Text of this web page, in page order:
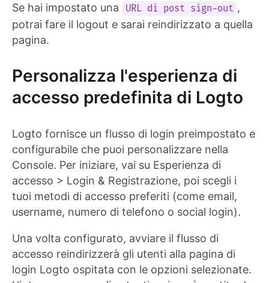
Se hai impostato una URL di post sign-out ,
potrai fare il logout e sarai reindirizzato a quella
pagina.
Personalizza l'esperienza di
accesso predefinita di Logto
Logto fornisce un flusso di login preimpostato e
configurabile che puoi personalizzare nella
Console. Per iniziare, vai su Esperienza di
accesso > Login & Registrazione, poi scegli i
tuoi metodi di accesso preferiti (come email,
username, numero di telefono o social login).
Una volta configurato, avviare il flusso di
accesso reindirizzerà gli utenti alla pagina di
login Logto ospitata con le opzioni selezionate.